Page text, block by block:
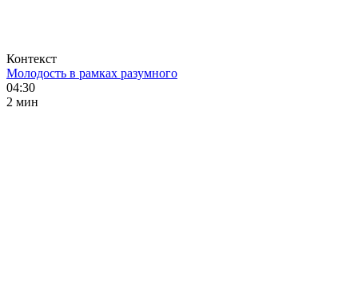
Контекст
Молодость в рамках разумного
04:30
2 мин